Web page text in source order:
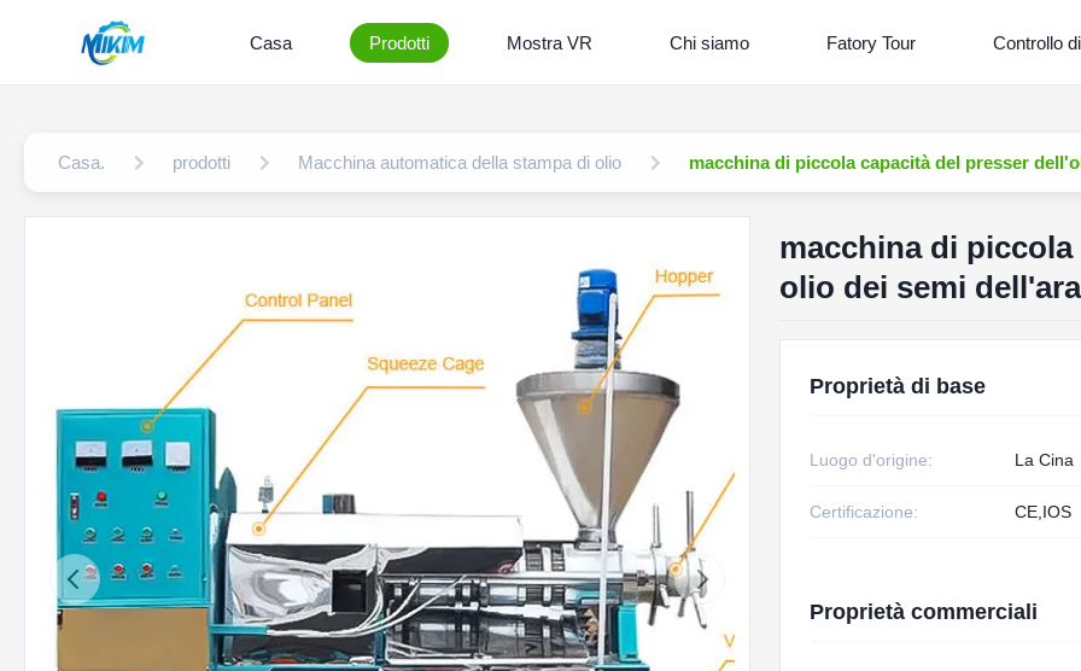
Casa Prodotti Mostra VR Chi siamo Fatory Tour Controllo
Casa. prodotti Macchina automatica della stampa di olio macchina di piccola capacità del presser
macchina di
olio dei semi
Proprietà di base
Luogo d'origine: La Cina
Certificazione: CE,IOS
Proprietà commerciali